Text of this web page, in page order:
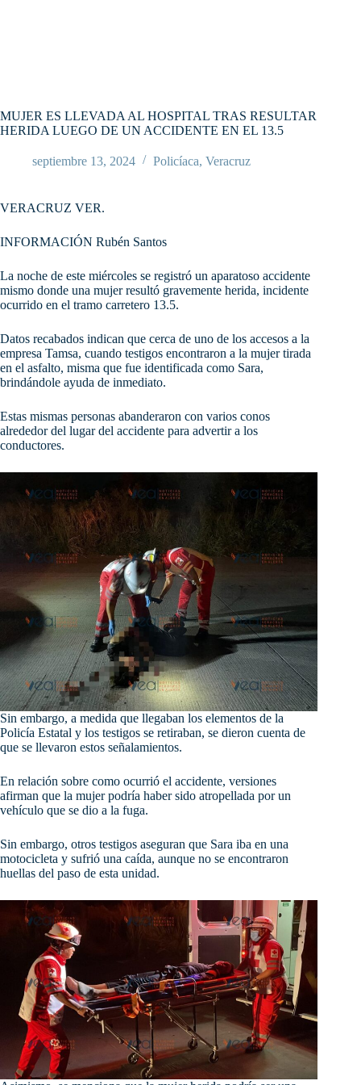
MUJER ES LLEVADA AL HOSPITAL TRAS RESULTAR
HERIDA LUEGO DE UN ACCIDENTE EN EL 13.5
septiembre 13, 2024 Policíaca, Veracruz
VERACRUZ VER.
INFORMACIÓN Rubén Santos
La noche de este miércoles se registró un aparatoso accidente
mismo donde una mujer resultó gravemente herida, incidente
ocurrido en el tramo carretero 13.5.
Datos recabados indican que cerca de uno de los accesos a la
empresa Tamsa, cuando testigos encontraron a la mujer tirada
en el asfalto, misma que fue identificada como Sara,
brindándole ayuda de inmediato.
Estas mismas personas abanderaron con varios conos
alrededor del lugar del accidente para advertir a los
conductores.
Sin embargo, a medida que llegaban los elementos de la
Policía Estatal y los testigos se retiraban, se dieron cuenta de
que se llevaron estos señalamientos.
En relación sobre como ocurrió el accidente, versiones
afirman que la mujer podría haber sido atropellada por un
vehículo que se dio a la fuga.
Sin embargo, otros testigos aseguran que Sara iba en una
motocicleta y sufrió una caída, aunque no se encontraron
huellas del paso de esta unidad.